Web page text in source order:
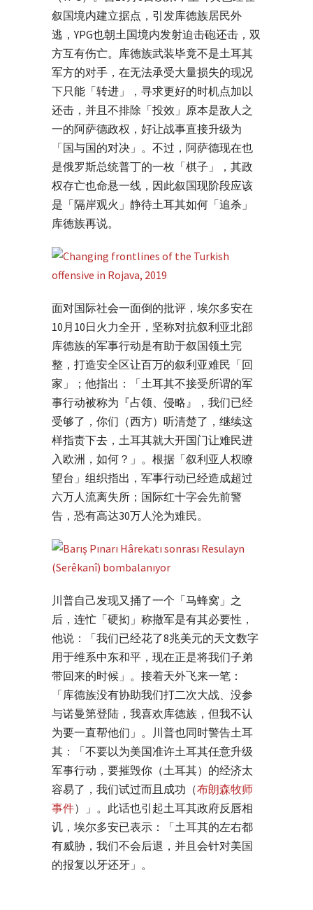
叙国境内建立据点，引发库德族居民外
逃，YPG也朝土国境内发射迫击砲还击，双
方互有伤亡。库德族武装毕竟不是土耳其
军方的对手，在无法承受大量损失的现况
下只能「转进」，寻求更好的时机点加以
还击，并且不排除「投效」原本是敌人之
一的阿萨德政权，好让战事直接升级为
「国与国的对决」。不过，阿萨德现在也
是俄罗斯总统普丁的一枚「棋子」，其政
权存亡也命悬一线，因此叙国现阶段应该
是「隔岸观火」静待土耳其如何「追杀」
库德族再说。
面对国际社会一面倒的批评，埃尔多安在
10月10日火力全开，坚称对抗叙利亚北部
库德族的军事行动是有助于叙国领土完
整，打造安全区让百万的叙利亚难民「回
家」；他指出：「土耳其不接受所谓的军
事行动被称为『占领、侵略』，我们已经
受够了，你们（西方）听清楚了，继续这
样指责下去，土耳其就大开国门让难民进
入欧洲，如何？」。根据「叙利亚人权瞭
望台」组织指出，军事行动已经造成超过
六万人流离失所；国际红十字会先前警
告，恐有高达30万人沦为难民。
川普自己发现又捅了一个「马蜂窝」之
后，连忙「硬抝」称撤军是有其必要性，
他说：「我们已经花了8兆美元的天文数字
用于维系中东和平，现在正是将我们子弟
带回来的时候」。接着天外飞来一笔：
「库德族没有协助我们打二次大战、没参
与诺曼第登陆，我喜欢库德族，但我不认
为要一直帮他们」。川普也同时警告土耳
其：「不要以为美国准许土耳其任意升级
军事行动，要摧毁你（土耳其）的经济太
容易了，我们试过而且成功（布朗森牧师
事件）」。此话也引起土耳其政府反唇相
讥，埃尔多安已表示：「土耳其的左右都
有威胁，我们不会后退，并且会针对美国
的报复以牙还牙」。